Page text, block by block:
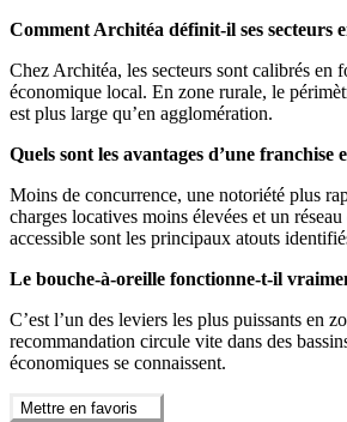
Comment Architéa définit-il ses secteurs
Chez Architéa, les secteurs sont calibrés en
économique local. En zone rurale, le
est plus large qu’en agglomération.
Quels sont les avantages d’une franchise
Moins de concurrence, une notoriété plus
charges locatives moins élevées et un
accessible sont les principaux atouts
Le bouche-à-oreille fonctionne-t-il
C’est l’un des leviers les plus puissants en
recommandation circule vite dans des
économiques se connaissent.
Mettre en favoris